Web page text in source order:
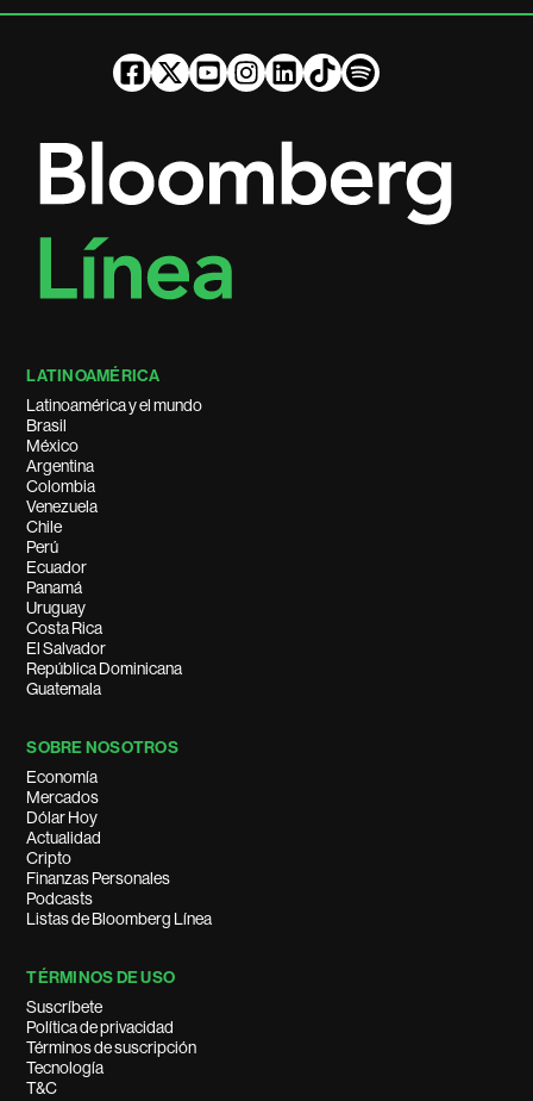
LATINOAMÉRICA
Latinoamérica y el mundo
Brasil
México
Argentina
Colombia
Venezuela
Chile
Perú
Ecuador
Panamá
Uruguay
Costa Rica
El Salvador
República Dominicana
Guatemala
SOBRE NOSOTROS
Economía
Mercados
Dólar Hoy
Actualidad
Cripto
Finanzas Personales
Podcasts
Listas de Bloomberg Línea
TÉRMINOS DE USO
Suscríbete
Política de privacidad
Términos de suscripción
Tecnología
T&C